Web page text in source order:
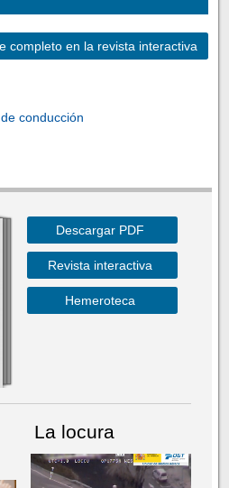
completo en la revista interactiva
conducción
Descargar PDF
Revista interactiva
Hemeroteca
La locura